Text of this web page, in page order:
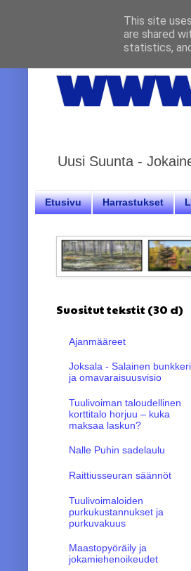
Uusi Suunta -
Etusivu Harrastukset
Suositut tekstit (30 d)
Ajanmääreet
Joksala - Salainen bunkkeri
ja omavaraisuusvisio
Tuulivoiman taloudellinen
korttitalo horjuu – kuka
maksaa laskun?
Nalle Puhin sadelaulu
Raittiusseuran säännöt
Tuulivoimaloiden
purkukustannukset ja
purkuvakuus
Maastopyöräily ja
jokamiehenoikeudet
This site
are shared
statistics,